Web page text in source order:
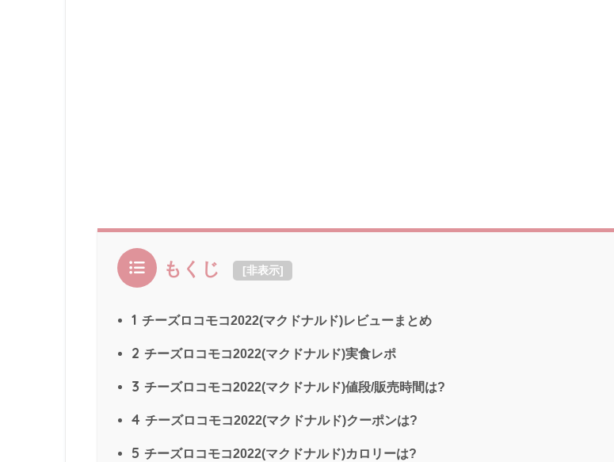
もくじ [非表示]
1 チーズロコモコ2022(マクドナルド)レビューまとめ
2 チーズロコモコ2022(マクドナルド)実食レポ
3 チーズロコモコ2022(マクドナルド)値段/販売時間は?
4 チーズロコモコ2022(マクドナルド)クーポンは?
5 チーズロコモコ2022(マクドナルド)カロリーは?